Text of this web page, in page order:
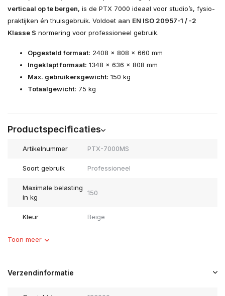
verticaal op te bergen, is de PTX 7000 ideaal voor studio’s, fysio-
praktijken én thuisgebruik. Voldoet aan EN ISO 20957-1 / -2
Klasse S normering voor professioneel gebruik.
Opgesteld formaat: 2408 x 808 x 660 mm
Ingeklapt formaat: 1348 x 636 x 808 mm
Max. gebruikersgewicht: 150 kg
Totaalgewicht: 75 kg
Productspecificaties
Artikelnummer PTX-7000MS
Soort gebruik Professioneel
Maximale belasting
in kg
150
Kleur Beige
Toon meer
Verzendinformatie